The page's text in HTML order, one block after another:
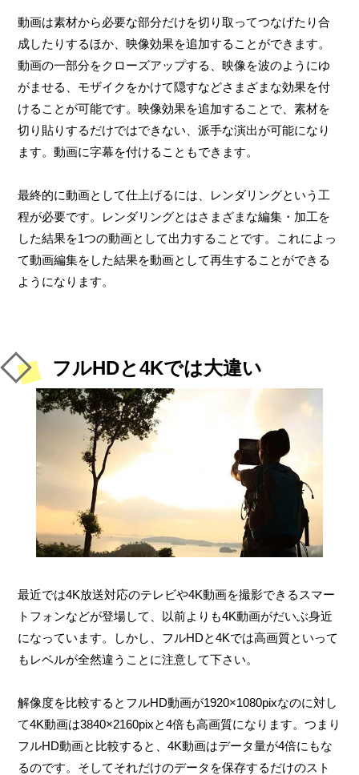
動画は素材から必要な部分だけを切り取ってつなげたり合
成したりするほか、映像効果を追加することができます。
動画の一部分をクローズアップする、映像を波のようにゆ
がませる、モザイクをかけて隠すなどさまざまな効果を付
けることが可能です。映像効果を追加することで、素材を
切り貼りするだけではできない、派手な演出が可能になり
ます。動画に字幕を付けることもできます。
最終的に動画として仕上げるには、レンダリングという工
程が必要です。レンダリングとはさまざまな編集・加工を
した結果を1つの動画として出力することです。これによっ
て動画編集をした結果を動画として再生することができる
ようになります。
フルHDと4Kでは大違い
最近では4K放送対応のテレビや4K動画を撮影できるスマー
トフォンなどが登場して、以前よりも4K動画がだいぶ身近
になっています。しかし、フルHDと4Kでは高画質といって
もレベルが全然違うことに注意して下さい。
解像度を比較するとフルHD動画が1920×1080pixなのに対し
て4K動画は3840×2160pixと4倍も高画質になります。つまり
フルHD動画と比較すると、4K動画はデータ量が4倍にもな
るのです。そしてそれだけのデータを保存するだけのスト